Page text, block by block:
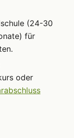
(24-30
für
oder